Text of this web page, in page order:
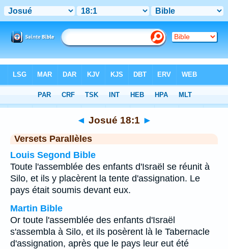
Chapitre 18> Verset 1
◄ Josué 18:1 ►
Versets Parallèles
Louis Segond Bible
Toute l'assemblée des enfants d'Israël se réunit à
Silo, et ils y placèrent la tente d'assignation. Le
pays était soumis devant eux.
Martin Bible
Or toute l'assemblée des enfants d'Israël
s'assembla à Silo, et ils posèrent là le Tabernacle
d'assignation, après que le pays leur eut été